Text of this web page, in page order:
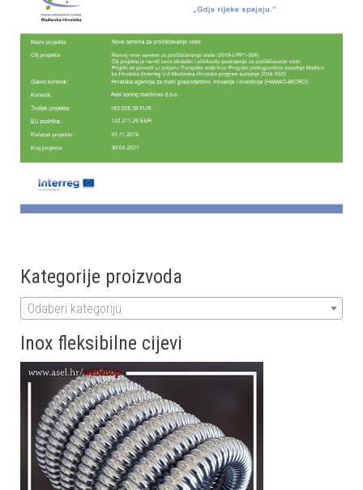
Kategorije proizvoda
Odaberi kategoriju
Inox fleksibilne cijevi